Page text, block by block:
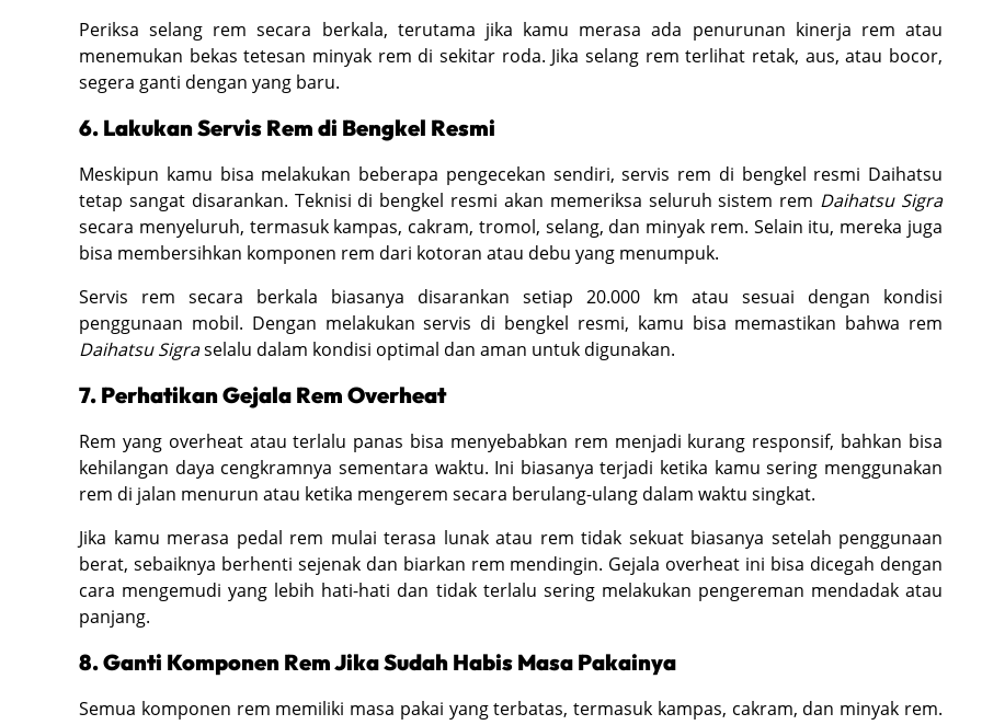
Periksa selang rem secara berkala, terutama jika kamu merasa ada penurunan kinerja rem atau
menemukan bekas tetesan minyak rem di sekitar roda. Jika selang rem terlihat retak, aus, atau bocor,
segera ganti dengan yang baru.
6. Lakukan Servis Rem di Bengkel Resmi
Meskipun kamu bisa melakukan beberapa pengecekan sendiri, servis rem di bengkel resmi Daihatsu
tetap sangat disarankan. Teknisi di bengkel resmi akan memeriksa seluruh sistem rem Daihatsu Sigra
secara menyeluruh, termasuk kampas, cakram, tromol, selang, dan minyak rem. Selain itu, mereka juga
bisa membersihkan komponen rem dari kotoran atau debu yang menumpuk.
Servis rem secara berkala biasanya disarankan setiap 20.000 km atau sesuai dengan kondisi
penggunaan mobil. Dengan melakukan servis di bengkel resmi, kamu bisa memastikan bahwa rem
Daihatsu Sigraselalu dalam kondisi optimal dan aman untuk digunakan.
7. Perhatikan Gejala Rem Overheat
Rem yang overheat atau terlalu panas bisa menyebabkan rem menjadi kurang responsif, bahkan bisa
kehilangan daya cengkramnya sementara waktu. Ini biasanya terjadi ketika kamu sering menggunakan
rem di jalan menurun atau ketika mengerem secara berulang-ulang dalam waktu singkat.
Jika kamu merasa pedal rem mulai terasa lunak atau rem tidak sekuat biasanya setelah penggunaan
berat, sebaiknya berhenti sejenak dan biarkan rem mendingin. Gejala overheat ini bisa dicegah dengan
cara mengemudi yang lebih hati-hati dan tidak terlalu sering melakukan pengereman mendadak atau
panjang.
8. Ganti Komponen Rem Jika Sudah Habis Masa Pakainya
Semua komponen rem memiliki masa pakai yang terbatas, termasuk kampas, cakram, dan minyak rem.